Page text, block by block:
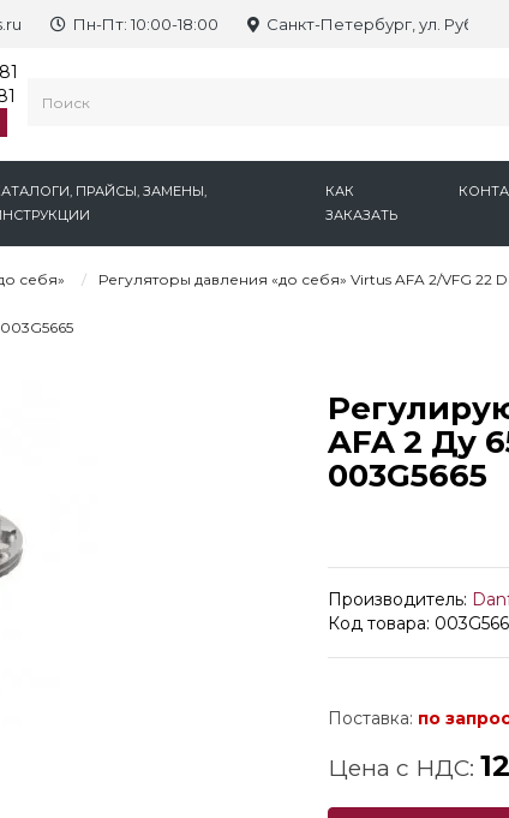
Пн-Пт: 10:00-18:00 Санкт-Петербург, ул.
ПРАЙСЫ, ЗАМЕНЫ,
КАК
ЗАКАЗАТЬ
себя» Регуляторы давления «до себя» Virtus AFA 2/VFG 22
AFA 2 Ду
003G5665
Производитель:
Код товара:
Поставка: по
Цена с НДС: